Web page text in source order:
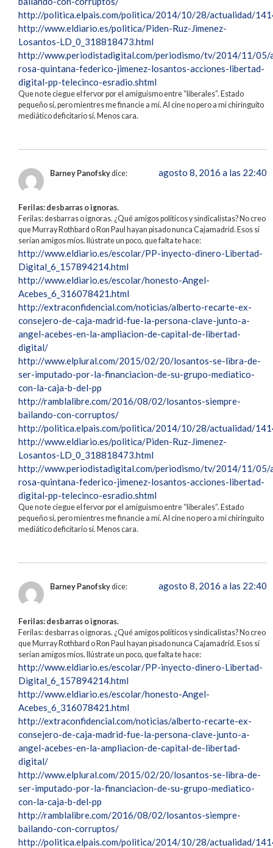
http://politica.elpais.com/politica/2014/10/28/actualidad/
http://www.eldiario.es/politica/Piden-Ruz-Jimenez-
Losantos-LD_0_318818473.html
http://www.periodistadigital.com/periodismo/tv/2014/11/05/
rosa-quintana-federico-jimenez-losantos-acciones-libertad-
digital-pp-telecinco-esradio.shtml
Que no te ciegue el fervor por el amiguismo entre “liberales”. Estado
pequeño sí, pero mientres me financie a mí. Al cine no pero a mi chiringuito
mediático deficitario sí. Menos cara.
Barney Panofskydice: agosto 8, 2016 a las 22:40
Ferilas: desbarras o ignoras.
Ferilas: desbarras o ignoras. ¿Qué amigos políticos y sindicalistas? No creo
que Murray Rothbard o Ron Paul hayan pisado nunca Cajamadrid. Esos sí
serían amigos míos. Ilústrate un poco, que falta te hace:
http://www.eldiario.es/escolar/PP-inyecto-dinero-Libertad-
Digital_6_157894214.html
http://www.eldiario.es/escolar/honesto-Angel-
Acebes_6_316078421.html
http://extraconfidencial.com/noticias/alberto-recarte-ex-
consejero-de-caja-madrid-fue-la-persona-clave-junto-a-
angel-acebes-en-la-ampliacion-de-capital-de-libertad-
digital/
http://www.elplural.com/2015/02/20/losantos-se-libra-de-
ser-imputado-por-la-financiacion-de-su-grupo-mediatico-
con-la-caja-b-del-pp
http://ramblalibre.com/2016/08/02/losantos-siempre-
bailando-con-corruptos/
http://politica.elpais.com/politica/2014/10/28/actualidad/
http://www.eldiario.es/politica/Piden-Ruz-Jimenez-
Losantos-LD_0_318818473.html
http://www.periodistadigital.com/periodismo/tv/2014/11/05/
rosa-quintana-federico-jimenez-losantos-acciones-libertad-
digital-pp-telecinco-esradio.shtml
Que no te ciegue el fervor por el amiguismo entre “liberales”. Estado
pequeño sí, pero mientres me financie a mí. Al cine no pero a mi chiringuito
mediático deficitario sí. Menos cara.
Barney Panofskydice: agosto 8, 2016 a las 22:40
Ferilas: desbarras o ignoras.
Ferilas: desbarras o ignoras. ¿Qué amigos políticos y sindicalistas? No creo
que Murray Rothbard o Ron Paul hayan pisado nunca Cajamadrid. Esos sí
serían amigos míos. Ilústrate un poco, que falta te hace:
http://www.eldiario.es/escolar/PP-inyecto-dinero-Libertad-
Digital_6_157894214.html
http://www.eldiario.es/escolar/honesto-Angel-
Acebes_6_316078421.html
http://extraconfidencial.com/noticias/alberto-recarte-ex-
consejero-de-caja-madrid-fue-la-persona-clave-junto-a-
angel-acebes-en-la-ampliacion-de-capital-de-libertad-
digital/
http://www.elplural.com/2015/02/20/losantos-se-libra-de-
ser-imputado-por-la-financiacion-de-su-grupo-mediatico-
con-la-caja-b-del-pp
http://ramblalibre.com/2016/08/02/losantos-siempre-
bailando-con-corruptos/
http://politica.elpais.com/politica/2014/10/28/actualidad/